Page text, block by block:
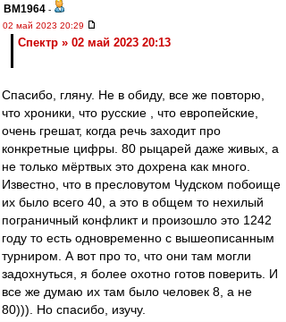
BM1964 -
02 май 2023 20:29
Спектр » 02 май 2023 20:13
Спасибо, гляну. Не в обиду, все же повторю,
что хроники, что русские , что европейские,
очень грешат, когда речь заходит про
конкретные цифры. 80 рыцарей даже живых, а
не только мёртвых это дохрена как много.
Известно, что в пресловутом Чудском побоище
их было всего 40, а это в общем то нехилый
пограничный конфликт и произошло это 1242
году то есть одновременно с вышеописанным
турниром. А вот про то, что они там могли
задохнуться, я более охотно готов поверить. И
все же думаю их там было человек 8, а не
80))). Но спасибо, изучу.